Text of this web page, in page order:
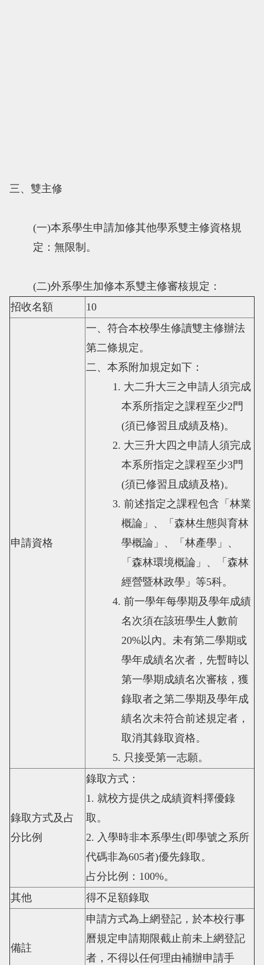
三、雙主修
(一)本系學生申請加修其他學系雙主修資格規
定：無限制。
(二)外系學生加修本系雙主修審核規定：
招收名額
10
申請資格
一、符合本校學生修讀雙主修辦法
第二條規定。
二、本系附加規定如下：
1. 大二升大三之申請人須完成
本系所指定之課程至少2門
(須已修習且成績及格)。
2. 大三升大四之申請人須完成
本系所指定之課程至少3門
(須已修習且成績及格)。
3. 前述指定之課程包含「林業
概論」、「森林生態與育林
學概論」、「林產學」、
「森林環境概論」、「森林
經營暨林政學」等5科。
4. 前一學年每學期及學年成績
名次須在該班學生人數前
20%以內。未有第二學期或
學年成績名次者，先暫時以
第一學期成績名次審核，獲
錄取者之第二學期及學年成
績名次未符合前述規定者，
取消其錄取資格。
5. 只接受第一志願。
錄取方式及占
分比例
錄取方式：
1. 就校方提供之成績資料擇優錄
取。
2. 入學時非本系學生(即學號之系所
代碼非為605者)優先錄取。
占分比例： 100%。
其他
得不足額錄取
備註
申請方式為上網登記，於本校行事
曆規定申請期限截止前未上網登記
者，不得以任何理由補辦申請手